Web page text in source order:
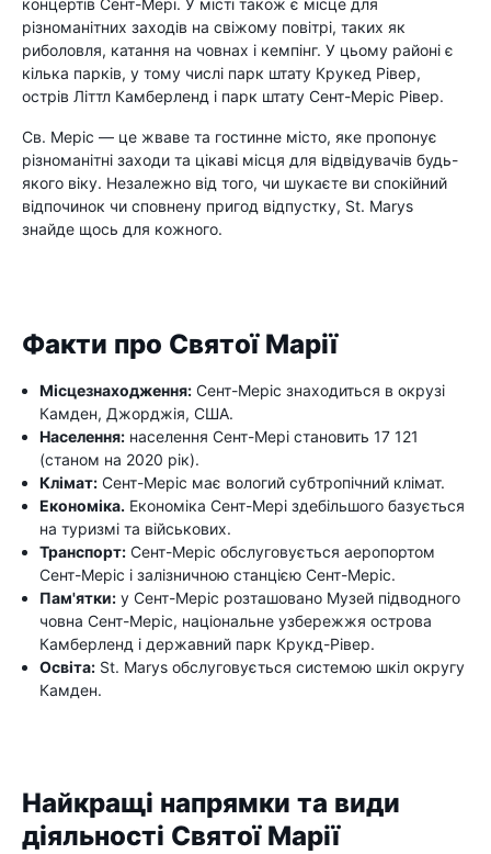
концертів Сент-Мері. У місті також є місце для
різноманітних заходів на свіжому повітрі, таких як
риболовля, катання на човнах і кемпінг. У цьому районі є
кілька парків, у тому числі парк штату Крукед Рівер,
острів Літтл Камберленд і парк штату Сент-Меріс Рівер.
Св. Меріс — це жваве та гостинне місто, яке пропонує
різноманітні заходи та цікаві місця для відвідувачів будь-
якого віку. Незалежно від того, чи шукаєте ви спокійний
відпочинок чи сповнену пригод відпустку, St. Marys
знайде щось для кожного.
Факти про Святої Марії
Місцезнаходження: Сент-Меріс знаходиться в окрузі
Камден, Джорджія, США.
Населення: населення Сент-Мері становить 17 121
(станом на 2020 рік).
Клімат: Сент-Меріс має вологий субтропічний клімат.
Економіка. Економіка Сент-Мері здебільшого базується
на туризмі та військових.
Транспорт: Сент-Меріс обслуговується аеропортом
Сент-Меріс і залізничною станцією Сент-Меріс.
Пам'ятки: у Сент-Меріс розташовано Музей підводного
човна Сент-Меріс, національне узбережжя острова
Камберленд і державний парк Крукд-Рівер.
Освіта: St. Marys обслуговується системою шкіл округу
Камден.
Найкращі напрямки та види
діяльності Святої Марії